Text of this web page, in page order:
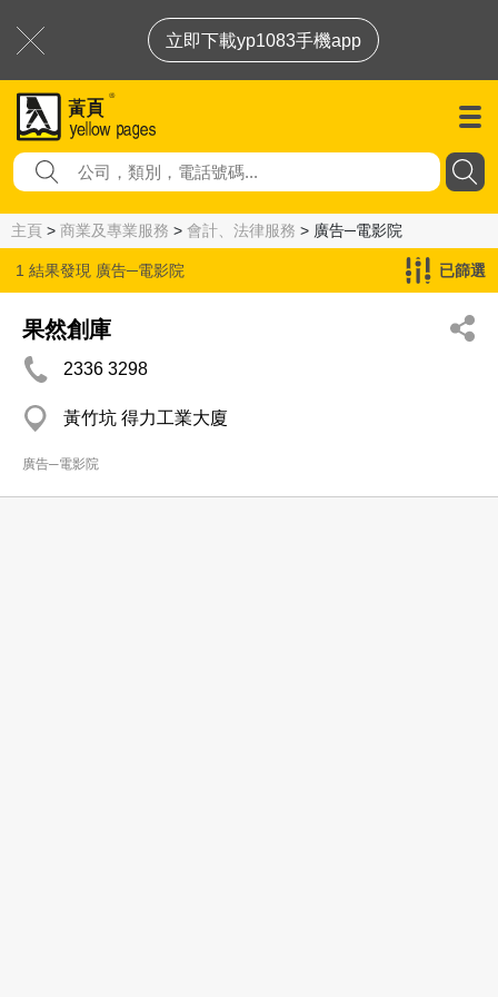
立即下載yp1083手機app
主頁 > 商業及專業服務 > 會計、法律服務 > 廣告─電影院
1 結果發現 廣告─電影院 已篩選
果然創庫
2336 3298
黃竹坑 得力工業大廈
廣告─電影院